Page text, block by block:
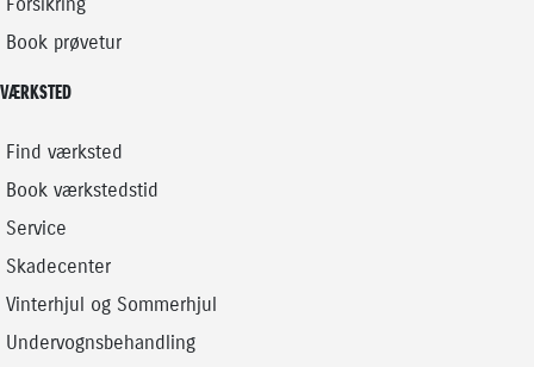
Book prøvetur
VÆRKSTED
Find værksted
Book værkstedstid
Service
Skadecenter
Vinterhjul og Sommerhjul
Undervognsbehandling